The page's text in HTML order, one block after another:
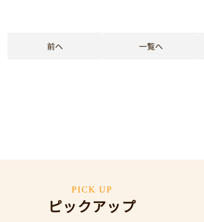
前へ 一覧へ
PICK UP
ピックアップ